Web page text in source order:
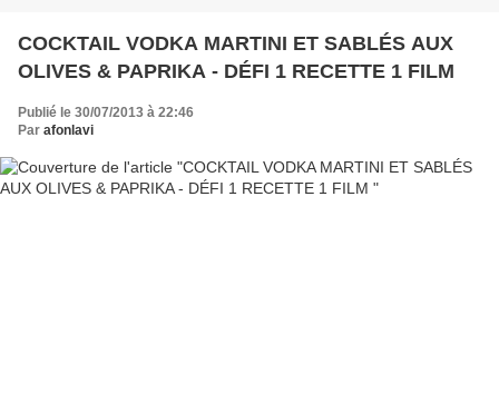
COCKTAIL VODKA MARTINI ET SABLÉS AUX
OLIVES & PAPRIKA - DÉFI 1 RECETTE 1 FILM
Publié le 30/07/2013 à 22:46
Par afonlavi